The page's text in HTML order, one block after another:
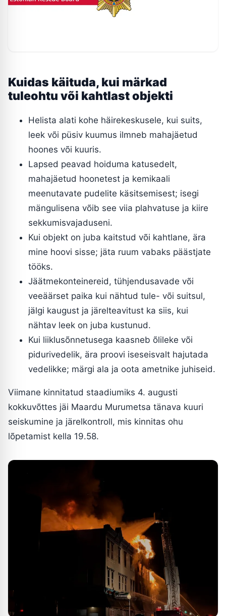
Kuidas käituda, kui märkad
tuleohtu või kahtlast objekti
Helista alati kohe häirekeskusele, kui suits,
leek või püsiv kuumus ilmneb mahajäetud
hoones või kuuris.
Lapsed peavad hoiduma katusedelt,
mahajäetud hoonetest ja kemikaali
meenutavate pudelite käsitsemisest; isegi
mängulisena võib see viia plahvatuse ja kiire
sekkumisvajaduseni.
Kui objekt on juba kaitstud või kahtlane, ära
mine hoovi sisse; jäta ruum vabaks päästjate
tööks.
Jäätmekonteinereid, tühjendusavade või
veeäärset paika kui nähtud tule- või suitsul,
jälgi kaugust ja järelteavitust ka siis, kui
nähtav leek on juba kustunud.
Kui liiklusõnnetusega kaasneb õlileke või
pidurivedelik, ära proovi iseseisvalt hajutada
vedelikke; märgi ala ja oota ametnike juhiseid.
Viimane kinnitatud staadiumiks 4. augusti
kokkuvõttes jäi Maardu Murumetsa tänava kuuri
seiskumine ja järelkontroll, mis kinnitas ohu
lõpetamist kella 19.58.